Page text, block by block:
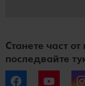
Станете част
последвайте
Facebook